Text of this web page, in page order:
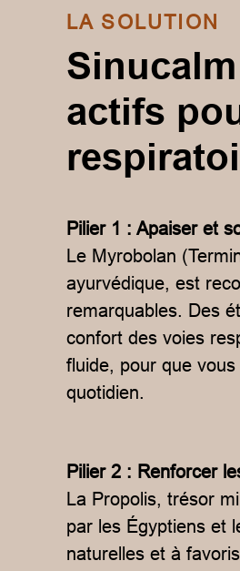
LA SOLUTION
actifs
Pilier 1 : Apaiser et
Le Myrobolan
ayurvédique, est
remarquables. Des
confort des voies
fluide, pour que
quotidien.
Pilier 2 : Renforcer
La Propolis, trésor
par les Égyptiens et
naturelles et à